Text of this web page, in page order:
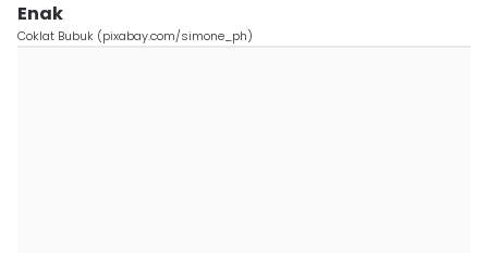
Enak
Coklat Bubuk (pixabay.com/simone_ph)